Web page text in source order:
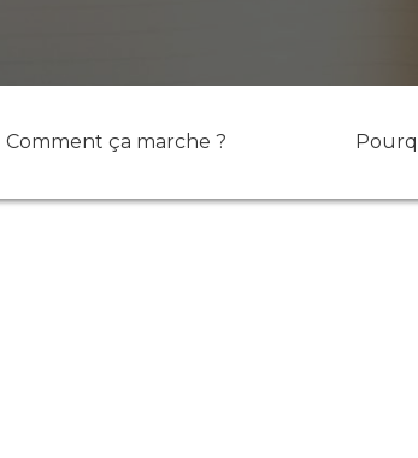
Comment ça marche ?